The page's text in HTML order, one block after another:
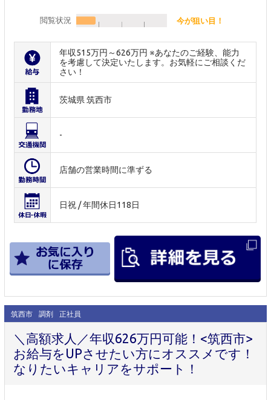
閲覧状況 今が狙い目！
年収515万円～626万円 ※あなたのご経験、能力
を考慮して決定いたします。お気軽にご相談くだ
さい！
茨城県 筑西市
-
店舗の営業時間に準ずる
日祝 / 年間休日118日
筑西市 調剤 正社員
＼高額求人／年収626万円可能！<筑西市>
お給与をUPさせたい方にオススメです！
なりたいキャリアをサポート！